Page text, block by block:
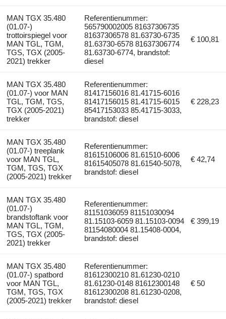
MAN TGX 35.480
(01.07-)
trottoirspiegel voor
MAN TGL, TGM,
TGS, TGX (2005-
2021) trekker
Referentienummer:
565790002005 81637306735
81637306578 81.63730-6735
81.63730-6578 81637306774
81.63730-6774, brandstof:
diesel
€ 100,81
MAN TGX 35.480
(01.07-) voor MAN
TGL, TGM, TGS,
TGX (2005-2021)
trekker
Referentienummer:
81417156016 81.41715-6016
81417156015 81.41715-6015
85417153033 85.41715-3033,
brandstof: diesel
€ 228,23
MAN TGX 35.480
(01.07-) treeplank
voor MAN TGL,
TGM, TGS, TGX
(2005-2021) trekker
Referentienummer:
81615106006 81.61510-6006
81615405078 81.61540-5078,
brandstof: diesel
€ 42,74
MAN TGX 35.480
(01.07-)
brandstoftank voor
MAN TGL, TGM,
TGS, TGX (2005-
2021) trekker
Referentienummer:
81151036059 81151030094
81.15103-6059 81.15103-0094
81154080004 81.15408-0004,
brandstof: diesel
€ 399,19
MAN TGX 35.480
(01.07-) spatbord
voor MAN TGL,
TGM, TGS, TGX
(2005-2021) trekker
Referentienummer:
81612300210 81.61230-0210
81.61230-0148 81612300148
81612300208 81.61230-0208,
brandstof: diesel
€ 50